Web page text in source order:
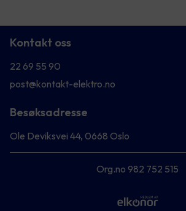
Kontakt oss
22 69 55 90
post@kontakt-elektro.no
Besøksadresse
Ole Deviksvei 44, 0668 Oslo
Org.no 982 752 515